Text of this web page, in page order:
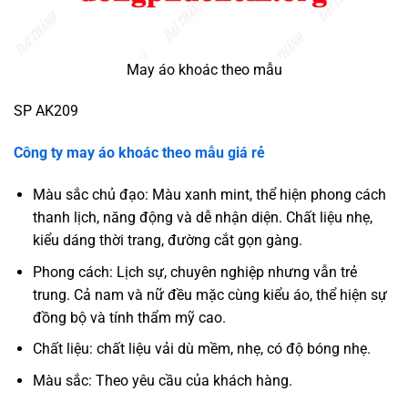
May áo khoác theo mẫu
SP AK209
Công ty may áo khoác theo mẫu giá rẻ
Màu sắc chủ đạo: Màu xanh mint, thể hiện phong cách
thanh lịch, năng động và dễ nhận diện. Chất liệu nhẹ,
kiểu dáng thời trang, đường cắt gọn gàng.
Phong cách: Lịch sự, chuyên nghiệp nhưng vẫn trẻ
trung. Cả nam và nữ đều mặc cùng kiểu áo, thể hiện sự
đồng bộ và tính thẩm mỹ cao.
Chất liệu: chất liệu vải dù mềm, nhẹ, có độ bóng nhẹ.
Màu sắc: Theo yêu cầu của khách hàng.